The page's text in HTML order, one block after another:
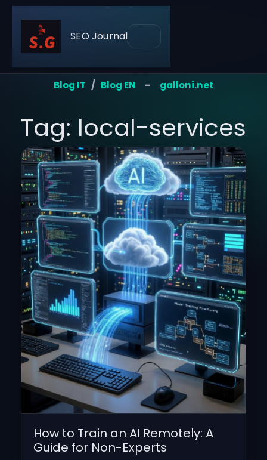
SEO Journal
Blog IT / Blog EN – galloni.net
Tag: local-services
How to Train an AI Remotely: A
Guide for Non-Experts